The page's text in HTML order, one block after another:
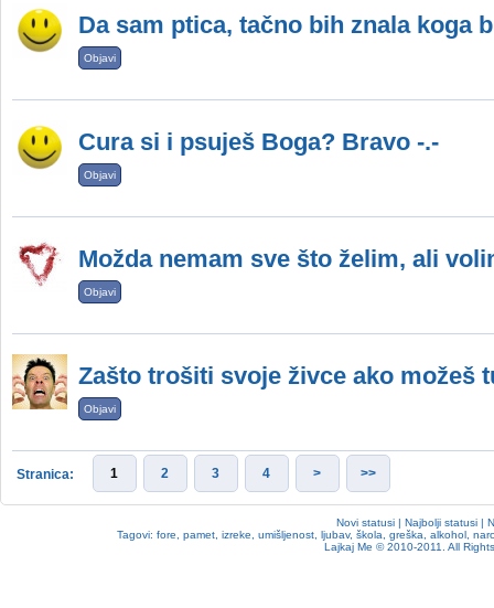
Da sam ptica, tačno bih znala koga
Objavi
Cura si i psuješ Boga? Bravo -.-
Objavi
Možda nemam sve što želim, ali
Objavi
Zašto trošiti svoje živce ako možeš
Objavi
Stranica: 1 2 3 4 > >>
Novi statusi |Najbolji statusi |
Tagovi: fore pamet izreke umišljenost ljubav, škola greška alkohol
Lajkaj Me © 2010-2011. All